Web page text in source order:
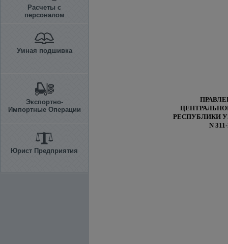
Расчеты с
персоналом
Умная подшивка
Экспортно-
Импортные Операции
Юрист Предприятия
РЕСПУБЛИКИ
N